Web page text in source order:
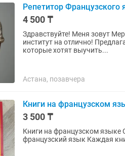
Репетитор
4 500 ₸
Здравствуйте! Меня зовут
институт на отлично!
которые хотят выучить...
Астана, позавчера
Книги на французском
3 500 ₸
Книги на французском языке
французский